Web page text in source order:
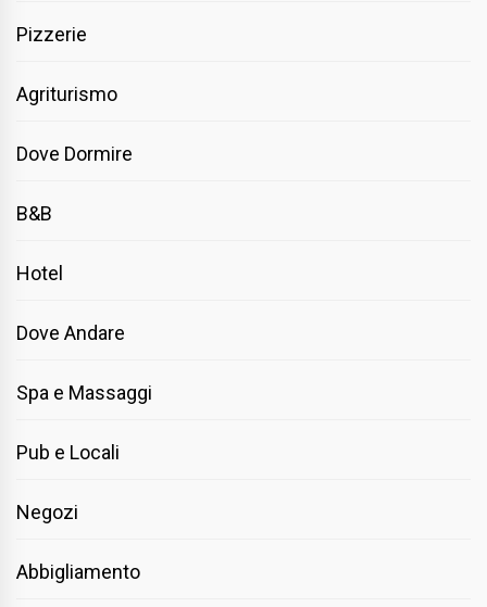
Pizzerie
Agriturismo
Dove Dormire
B&B
Hotel
Dove Andare
Spa e Massaggi
Pub e Locali
Negozi
Abbigliamento